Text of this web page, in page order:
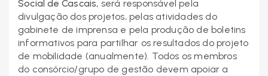
Social de Cascais, será responsável pela
divulgação dos projetos, pelas atividades do
gabinete de imprensa e pela produção de boletins
informativos para partilhar os resultados do projeto
de mobilidade (anualmente). Todos os membros
do consórcio/grupo de gestão devem apoiar a